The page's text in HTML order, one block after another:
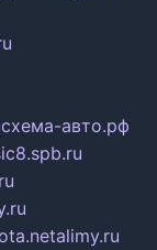
схема-авто.рф
alimy.ru